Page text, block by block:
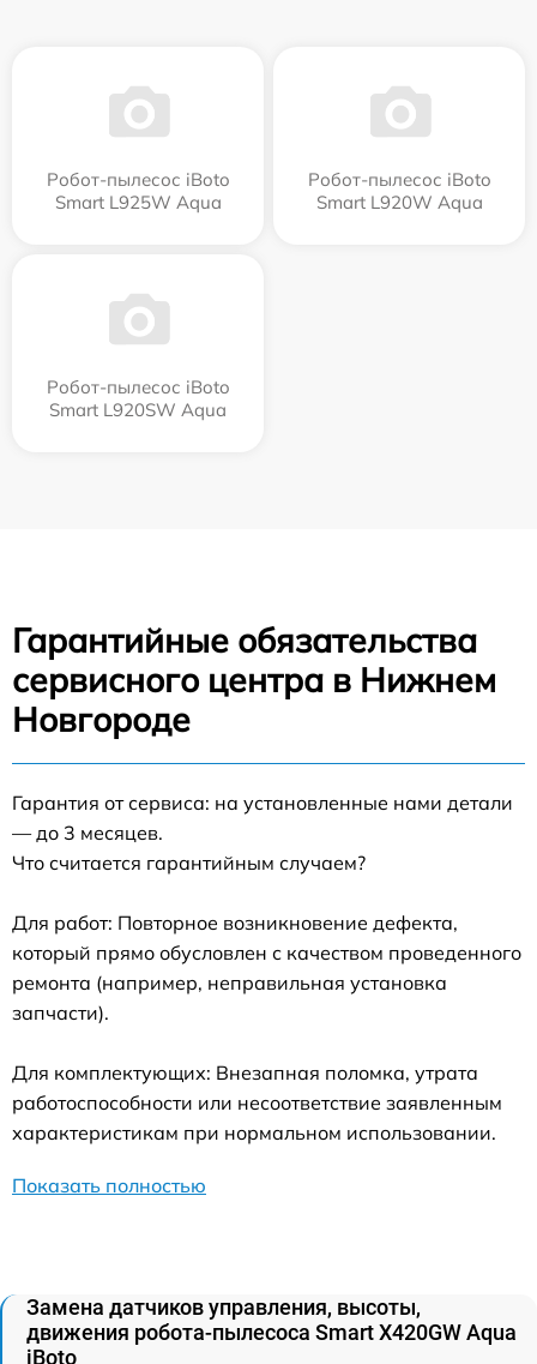
Робот-пылесос iBoto
Smart L925W Aqua
Робот-пылесос iBoto
Smart L920W Aqua
Робот-пылесос iBoto
Smart L920SW Aqua
Гарантийные обязательства
сервисного центра в Нижнем
Новгороде
Гарантия от сервиса: на установленные нами детали
— до 3 месяцев.
Что считается гарантийным случаем?
Для работ: Повторное возникновение дефекта,
который прямо обусловлен с качеством проведенного
ремонта (например, неправильная установка
запчасти).
Для комплектующих: Внезапная поломка, утрата
работоспособности или несоответствие заявленным
характеристикам при нормальном использовании.
Показать полностью
Замена датчиков управления, высоты,
движения робота-пылесоса Smart Х420GW Aqua
iBoto